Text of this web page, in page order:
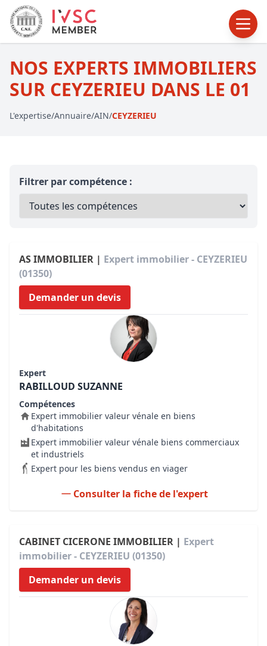
NOS EXPERTS IMMOBILIERS
SUR CEYZERIEU DANS LE 01
L'expertise/Annuaire/AIN/CEYZERIEU
Filtrer par compétence :
AS IMMOBILIER | Expert immobilier - CEYZERIEU
(01350)
Demander un devis
Expert
RABILLOUD SUZANNE
Compétences
Expert immobilier valeur vénale en biens
d'habitations
Expert immobilier valeur vénale biens commerciaux
et industriels
Expert pour les biens vendus en viager
Consulter la fiche de l'expert
CABINET CICERONE IMMOBILIER | Expert
immobilier - CEYZERIEU (01350)
Demander un devis